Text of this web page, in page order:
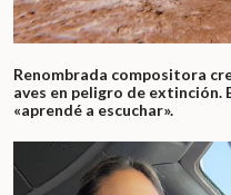
Renombrada compositora
aves en peligro de extinción.
«aprendé a escuchar».